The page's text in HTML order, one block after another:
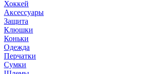
Хоккей
Аксессуары
Защита
Клюшки
Коньки
Одежда
Перчатки
Сумки